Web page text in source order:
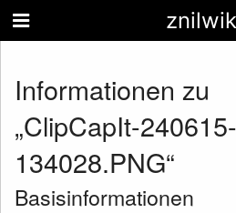
Informationen zu
„ClipCapIt-240615-
134028.PNG“
Basisinformationen